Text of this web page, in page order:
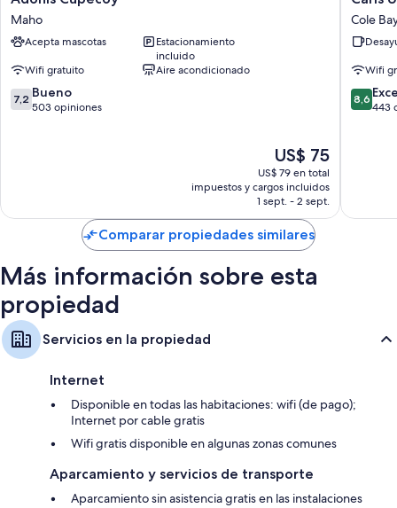
Baños con duchas y artículos de tocador gratuitos
Televisiones con canales de televisión premium
Refrigeradores, microondas y teteras/pavas eléctricas
Cupecoy
Maho
Maho
Acepta mascotas
Estacionamiento
incluido
Wifi gratuito
Aire acondicionado
7.2
de
7,2 Bueno
503 opiniones
El
precio
actual
es
de
US$ 75
US$ 75
US$ 79 en total
impuestos y cargos incluidos
1 sept. - 2 sept.
Unique
Inn
Cole
Cole
Wifi
8.6
de
8,6
443
Comparar propiedades similares
Más información sobre esta
propiedad
Servicios en la propiedad
Internet
Disponible en todas las habitaciones: wifi (de pago);
Internet por cable gratis
Wifi gratis disponible en algunas zonas comunes
Aparcamiento y servicios de transporte
Aparcamiento sin asistencia gratis en las instalaciones